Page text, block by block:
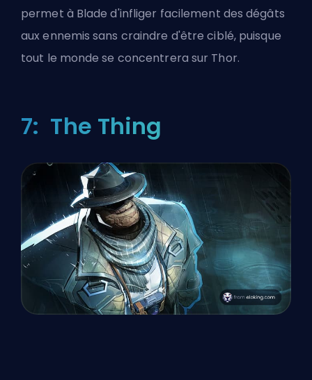
permet à Blade d'infliger facilement des dégâts
aux ennemis sans craindre d'être ciblé, puisque
tout le monde se concentrera sur Thor.
7: The Thing